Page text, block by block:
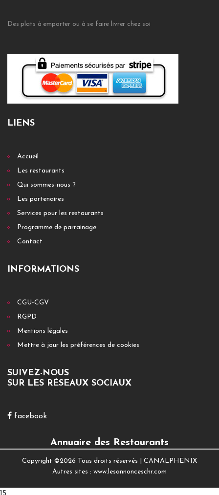
Des plats à emporter ou à se faire livrer chez soi
LIENS
Accueil
Les restaurants
Qui sommes-nous ?
Les partenaires
Services pour les restaurants
Programme de parrainage
Contact
INFORMATIONS
CGU-CGV
RGPD
Mentions légales
Mettre à jour les préférences de cookies
SUIVEZ-NOUS
SUR LES RÉSEAUX SOCIAUX
facebook
Annuaire des Restaurants
Copyright ©2026 Tous droits réservés | CANALPHENIX
Autres sites : www.lesannonceschr.com
15